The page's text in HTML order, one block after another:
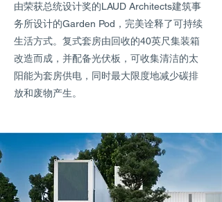
由荣获总统设计奖的LAUD Architects建筑事
务所设计的Garden Pod，完美诠释了可持续
生活方式。复式套房由回收的40英尺集装箱
改造而成，并配备光伏板，可收集清洁的太
阳能为套房供电，同时最大限度地减少碳排
放和废物产生。